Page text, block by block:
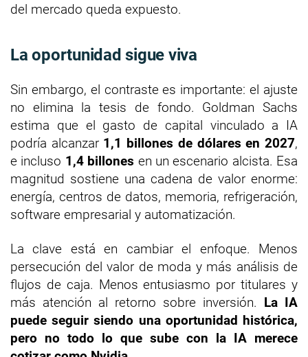
del mercado queda expuesto.
La oportunidad sigue viva
Sin embargo, el contraste es importante: el ajuste
no elimina la tesis de fondo. Goldman Sachs
estima que el gasto de capital vinculado a IA
podría alcanzar 1,1 billones de dólares en 2027,
e incluso 1,4 billones en un escenario alcista. Esa
magnitud sostiene una cadena de valor enorme:
energía, centros de datos, memoria, refrigeración,
software empresarial y automatización.
La clave está en cambiar el enfoque. Menos
persecución del valor de moda y más análisis de
flujos de caja. Menos entusiasmo por titulares y
más atención al retorno sobre inversión. La IA
puede seguir siendo una oportunidad histórica,
pero no todo lo que sube con la IA merece